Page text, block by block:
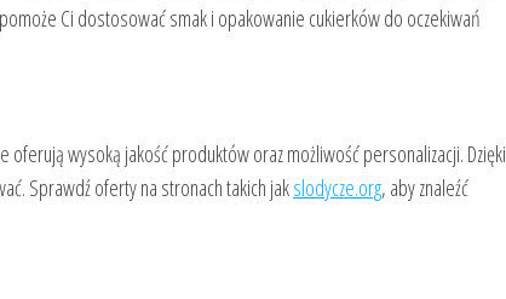
Ci dostosować smak i opakowanie cukierków do oczekiwań
wysoką jakość produktów oraz możliwość personalizacji. Dzięki
Sprawdź oferty na stronach takich jakslodycze.org, aby znaleźć